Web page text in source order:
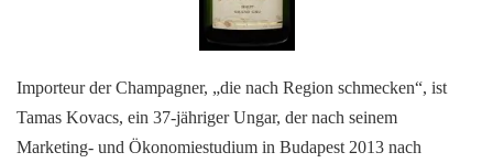
Importeur der Champagner, „die nach Region schmecken“, ist
Tamas Kovacs, ein 37-jähriger Ungar, der nach seinem
Marketing- und Ökonomiestudium in Budapest 2013 nach